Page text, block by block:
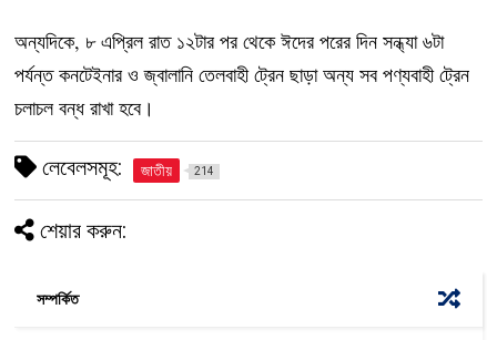
অন্যদিকে, ৮ এপ্রিল রাত ১২টার পর থেকে ঈদের পরের দিন সন্ধ্যা ৬টা
পর্যন্ত কনটেইনার ও জ্বালানি তেলবাহী ট্রেন ছাড়া অন্য সব পণ্যবাহী ট্রেন
চলাচল বন্ধ রাখা হবে।
লেবেলসমূহ: জাতীয় 214
শেয়ার করুন:
সম্পর্কিত